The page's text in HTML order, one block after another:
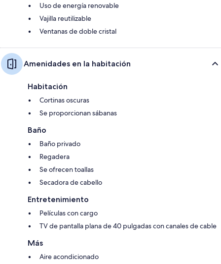
Uso de energía renovable
Vajilla reutilizable
Ventanas de doble cristal
Amenidades en la habitación
Habitación
Cortinas oscuras
Se proporcionan sábanas
Baño
Baño privado
Regadera
Se ofrecen toallas
Secadora de cabello
Entretenimiento
Películas con cargo
TV de pantalla plana de 40 pulgadas con canales de cable
Más
Aire acondicionado